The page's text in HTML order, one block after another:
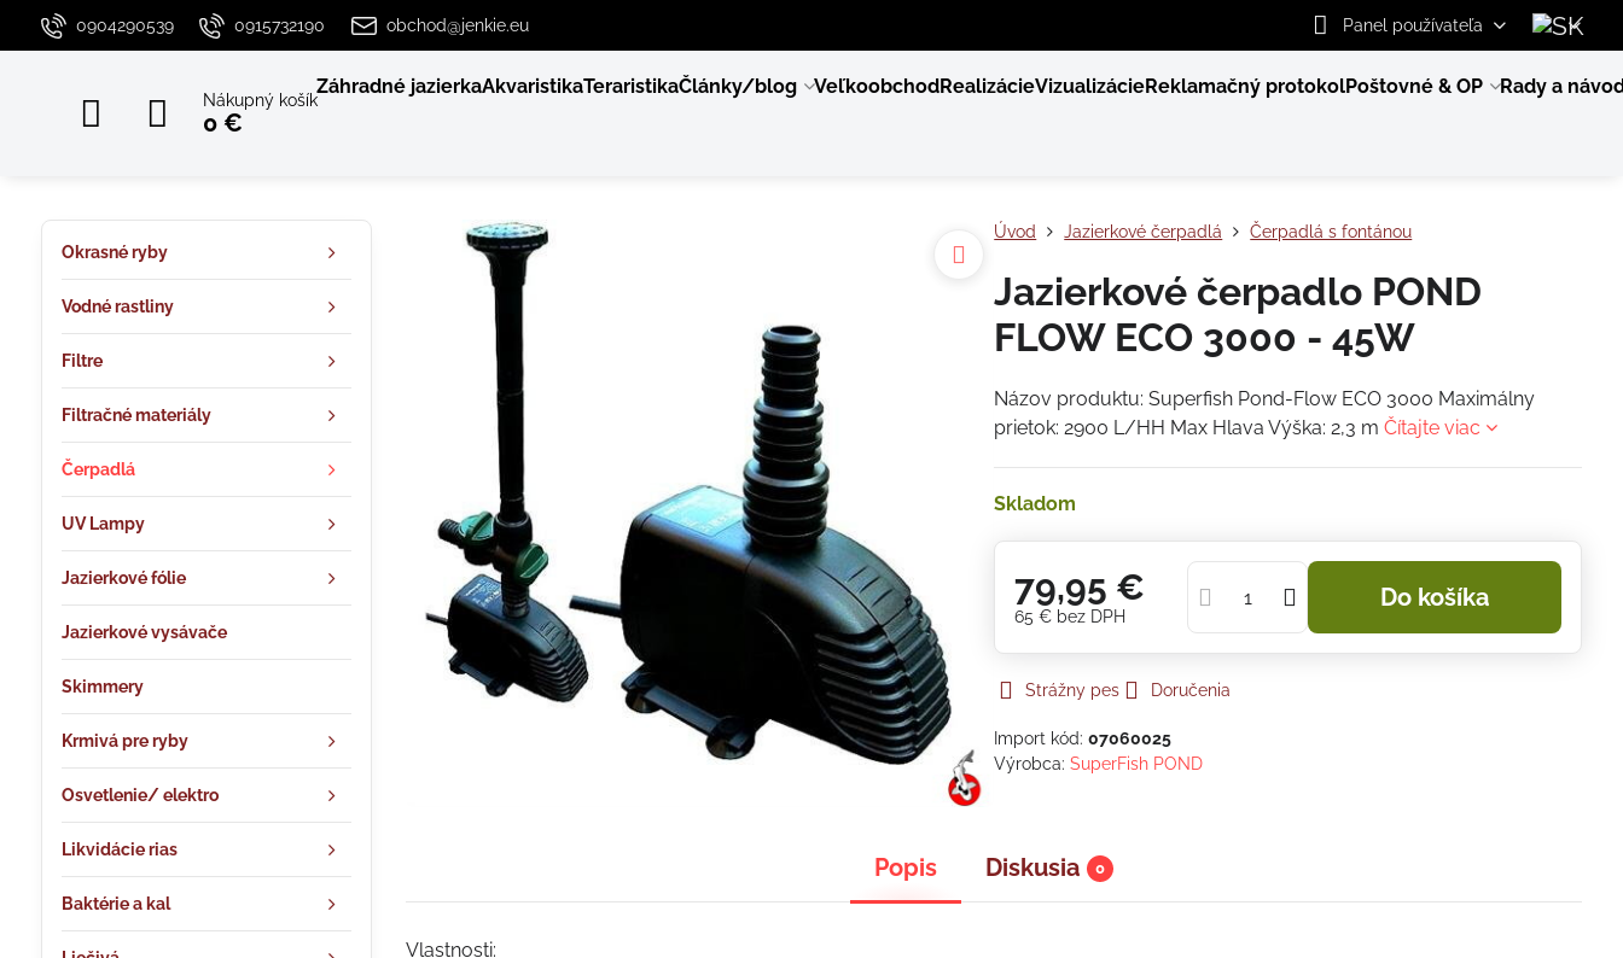
0904290539 0915732190 obchod@jenkie.eu Panel používateľa
Nákupný košík
0 €
Záhradné jazierkaAkvaristikaTeraristikaČlánky/blog VeľkoobchodRealizácieVizualizácieReklamačný protokolPoštovné & OP Rady a
Úvod Jazierkové čerpadlá Čerpadlá s fontánou
Jazierkové čerpadlo POND
FLOW ECO 3000 - 45W
Názov produktu: Superfish Pond-Flow ECO 3000 Maximálny
prietok: 2900 L/HH Max Hlava Výška: 2,3 mČítajte viac
Skladom
79,95 €
65 € bez DPH
Do košíka
Strážny pes Doručenia
Import kód:07060025
Výrobca:SuperFish POND
Popis Diskusia 0
Vlastnosti:
Okrasné ryby
Vodné rastliny
Filtre
Filtračné materiály
Čerpadlá
UV Lampy
Jazierkové fólie
Jazierkové vysávače
Skimmery
Krmivá pre ryby
Osvetlenie/ elektro
Likvidácie rias
Baktérie a kal